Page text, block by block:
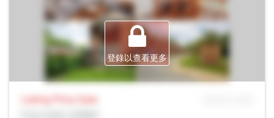
登錄以查看更多
Listing Price Sale